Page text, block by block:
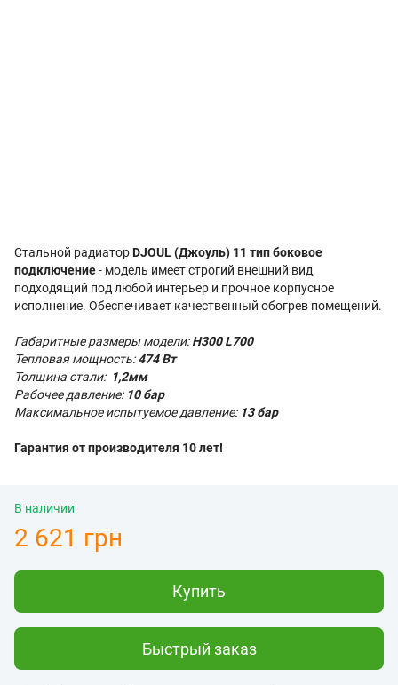
Стальной радиаторDJOUL (Джоуль) 11 тип боковое
подключение- модель имеет строгий внешний вид,
подходящий под любой интерьер и прочное корпусное
исполнение. Обеспечивает качественный обогрев помещений.
Габаритные размеры модели: H300 L700
Тепловая мощность:474 Вт
Толщина стали: 1,2мм
Рабочее давление:10 бар
Максимальное испытуемое давление:13 бар
Гарантия от производителя 10 лет!
В наличии
2 621 грн
Купить
Быстрый заказ